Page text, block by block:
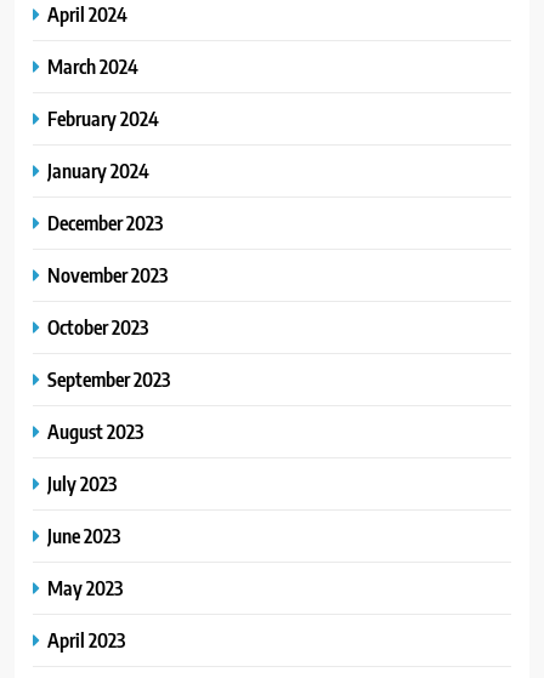
April 2024
March 2024
February 2024
January 2024
December 2023
November 2023
October 2023
September 2023
August 2023
July 2023
June 2023
May 2023
April 2023